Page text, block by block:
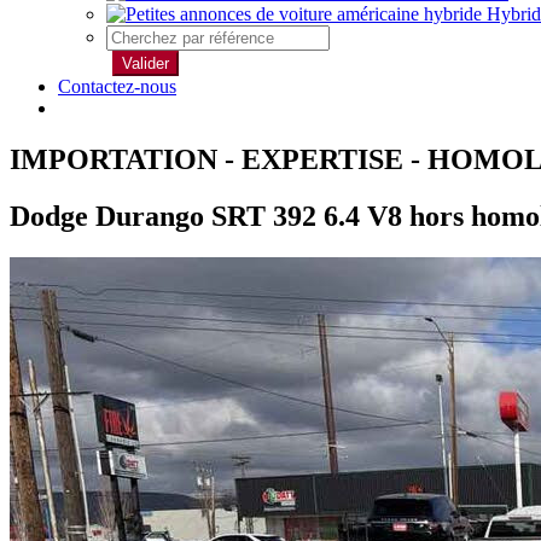
Valider
Contactez-nous
IMPORTATION - EXPERTISE -
Dodge Durango SRT 392 6.4 V8 hors